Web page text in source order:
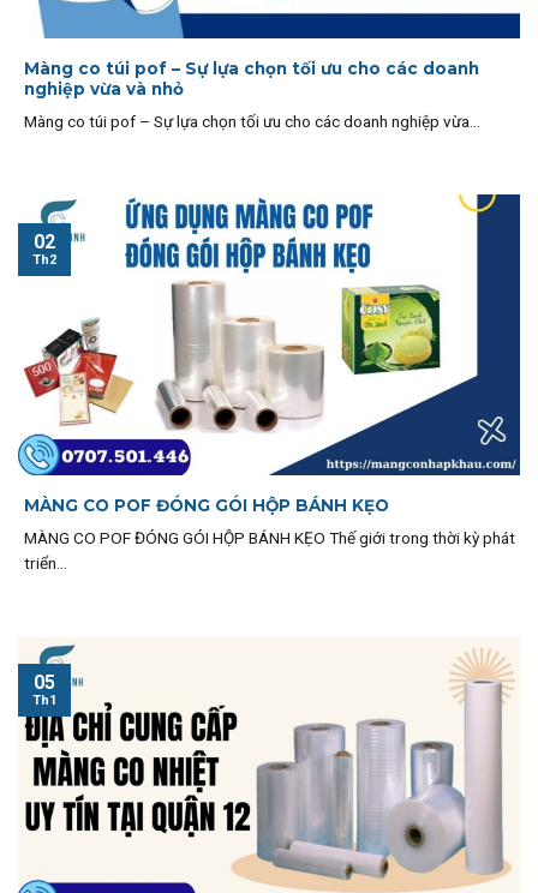
Màng co túi pof – Sự lựa chọn tối ưu cho các doanh
nghiệp vừa và nhỏ
Màng co túi pof – Sự lựa chọn tối ưu cho các doanh nghiệp vừa...
MÀNG CO POF ĐÓNG GÓI HỘP BÁNH KẸO
MÀNG CO POF ĐÓNG GÓI HỘP BÁNH KẸO Thế giới trong thời kỳ phát
triển...
02
Th2
05
Th1